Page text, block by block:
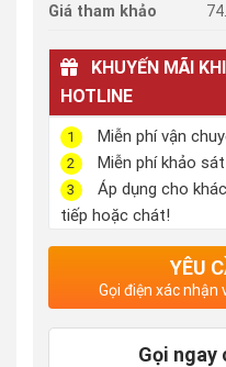
Giá tham khảo
KHUYẾN MÃI KHI
HOTLINE
1 Miễn phí vận
2 Miễn phí khảo
3
Áp dụng cho
tiếp hoặc chát!
YÊU
Gọi điện xác
Gọi ngay